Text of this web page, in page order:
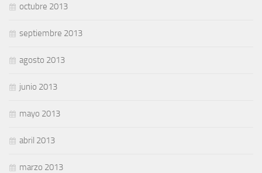
octubre 2013
septiembre 2013
agosto 2013
junio 2013
mayo 2013
abril 2013
marzo 2013